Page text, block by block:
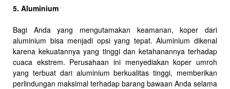
5. Aluminium
Bagi Anda yang mengutamakan keamanan, koper dari
aluminium bisa menjadi opsi yang tepat. Aluminium dikenal
karena kekuatannya yang tinggi dan ketahanannya terhadap
cuaca ekstrem. Perusahaan ini menyediakan koper umroh
yang terbuat dari aluminium berkualitas tinggi, memberikan
perlindungan maksimal terhadap barang bawaan Anda selama